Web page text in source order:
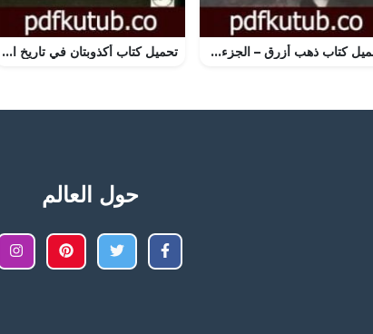
تحميل كتاب ذهب أزرق – الجزء الثاني PDF تأليف ألبير كامو مجانا [كامل] تحميل كتاب أكذوبتان في تاريخ الأدب الحديث أحمد لطفي السيد * طه حسين PDF تأليف أنور الجندي مجانا [كامل]
حول العالم